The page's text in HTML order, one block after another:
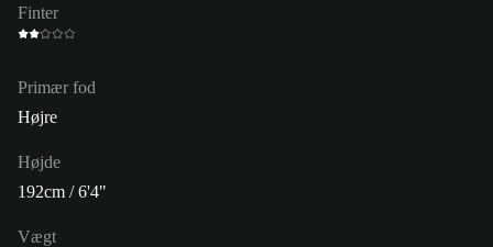
Finter
Primær fod
Højre
Højde
192cm / 6'4"
Vægt